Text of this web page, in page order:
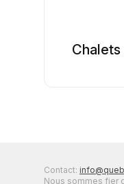
Chalets
Contact:
Nous sommes fier